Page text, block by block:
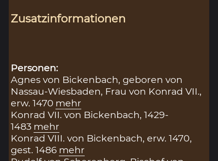
Zusatzinformationen
Personen:
Agnes von Bickenbach, geboren von
Nassau-Wiesbaden, Frau von Konrad VII.,
erw. 1470 mehr
Konrad VII. von Bickenbach, 1429-
1483 mehr
Konrad VIII. von Bickenbach, erw. 1470,
gest. 1486 mehr